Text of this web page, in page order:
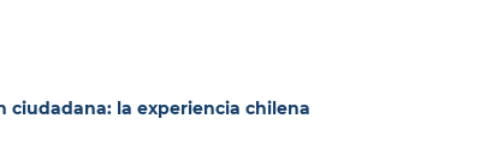
ciudadana: la experiencia chilena